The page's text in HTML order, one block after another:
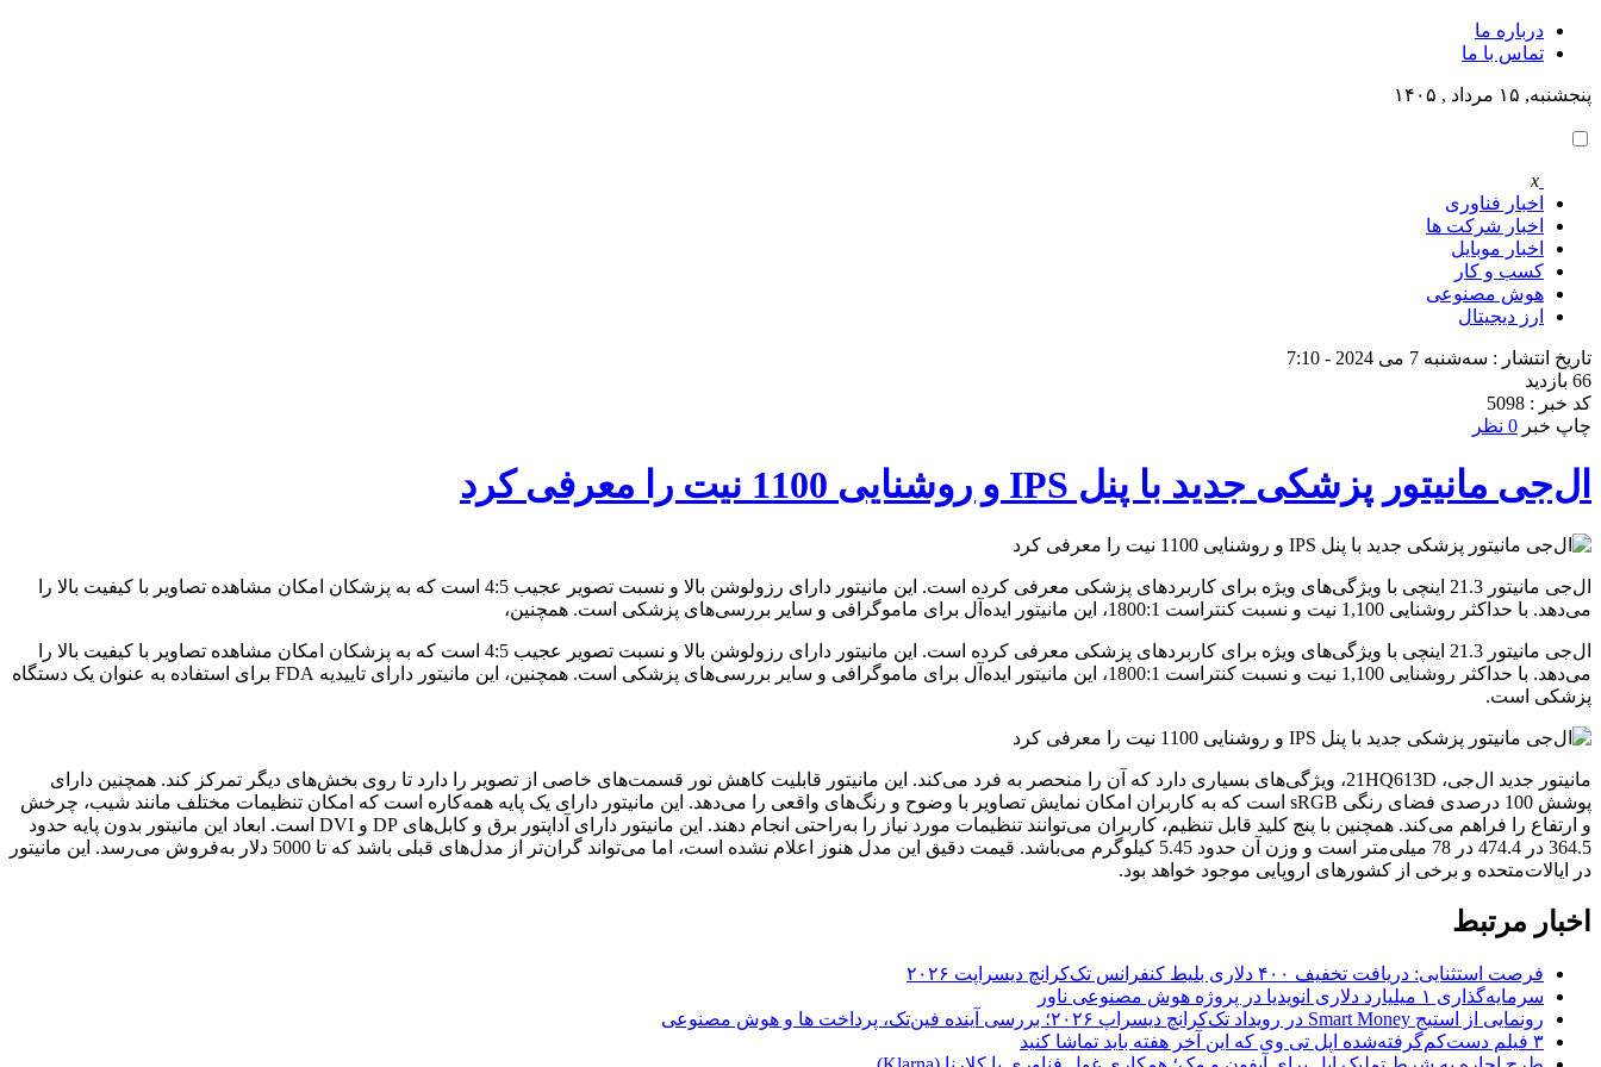
درباره ما
تماس با ما
پنجشنبه, ۱۵ مرداد , ۱۴۰۵
x
اخبار فناوری
اخبار شرکت ها
اخبار موبایل
کسب و کار
هوش مصنوعی
ارز دیجیتال
تاریخ انتشار : سه‌شنبه 7 می 2024 - 7:10
66 بازدید
کد خبر : 5098
چاپ خبر 0 نظر
ال‌جی مانیتور پزشکی جدید با پنل IPS و روشنایی 1100 نیت را معرفی کرد
ال‌جی مانیتور 21.3 اینچی با ویژگی‌های ویژه برای کاربردهای پزشکی معرفی کرده است. این مانیتور دارای رزولوشن بالا و نسبت تصویر عجیب 4:5 است که به پزشکان امکان مشاهده تصاویر با کیفیت بالا را
می‌دهد. با حداکثر روشنایی 1,100 نیت و نسبت کنتراست 1800:1، این مانیتور ایده‌آل برای ماموگرافی و سایر بررسی‌های پزشکی است. همچنین،
ال‌جی مانیتور 21.3 اینچی با ویژگی‌های ویژه برای کاربردهای پزشکی معرفی کرده است. این مانیتور دارای رزولوشن بالا و نسبت تصویر عجیب 4:5 است که به پزشکان امکان مشاهده تصاویر با کیفیت بالا را
می‌دهد. با حداکثر روشنایی 1,100 نیت و نسبت کنتراست 1800:1، این مانیتور ایده‌آل برای ماموگرافی و سایر بررسی‌های پزشکی است. همچنین، این مانیتور دارای تاییدیه FDA برای استفاده به عنوان یک دستگاه
پزشکی است.
مانیتور جدید ال‌جی، 21HQ613D، ویژگی‌های بسیاری دارد که آن را منحصر به فرد می‌کند. این مانیتور قابلیت کاهش نور قسمت‌های خاصی از تصویر را دارد تا روی بخش‌های دیگر تمرکز کند. همچنین دارای
پوشش 100 درصدی فضای رنگی sRGB است که به کاربران امکان نمایش تصاویر با وضوح و رنگ‌های واقعی را می‌دهد. این مانیتور دارای یک پایه همه‌کاره است که امکان تنظیمات مختلف مانند شیب، چرخش
و ارتفاع را فراهم می‌کند. همچنین با پنج کلید قابل تنظیم، کاربران می‌توانند تنظیمات مورد نیاز را به‌راحتی انجام دهند. این مانیتور دارای آداپتور برق و کابل‌های DP و DVI است. ابعاد این مانیتور بدون پایه حدود
364.5 در 474.4 در 78 میلی‌متر است و وزن آن حدود 5.45 کیلوگرم می‌باشد. قیمت دقیق این مدل هنوز اعلام نشده است، اما می‌تواند گران‌تر از مدل‌های قبلی باشد که تا 5000 دلار به‌فروش می‌رسد. این مانیتور
در ایالات‌متحده و برخی از کشورهای اروپایی موجود خواهد بود.
اخبار مرتبط
فرصت استثنایی: دریافت تخفیف ۴۰۰ دلاری بلیط کنفرانس تک‌کرانچ دیسراپت ۲۰۲۶
سرمایه‌گذاری ۱ میلیارد دلاری انویدیا در پروژه هوش مصنوعی ناور
رونمایی از استیج Smart Money در رویداد تک‌کرانچ دیسراپ ۲۰۲۶؛ بررسی آینده فین‌تک، پرداخت‌ ها و هوش مصنوعی
۳ فیلم دست‌کم‌گرفته‌شده اپل تی وی که این آخر هفته باید تماشا کنید